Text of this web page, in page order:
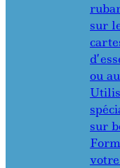
sur
ou
sur